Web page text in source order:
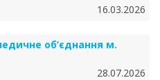
16.03.2026
об’єднання м.
28.07.2026